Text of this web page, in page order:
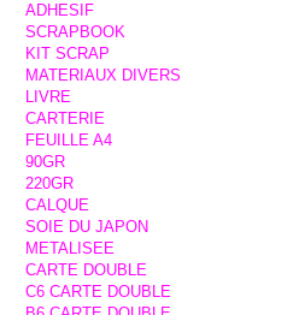
ADHESIF
SCRAPBOOK
KIT SCRAP
MATERIAUX DIVERS
LIVRE
CARTERIE
FEUILLE A4
90GR
220GR
CALQUE
SOIE DU JAPON
METALISEE
CARTE DOUBLE
C6 CARTE DOUBLE